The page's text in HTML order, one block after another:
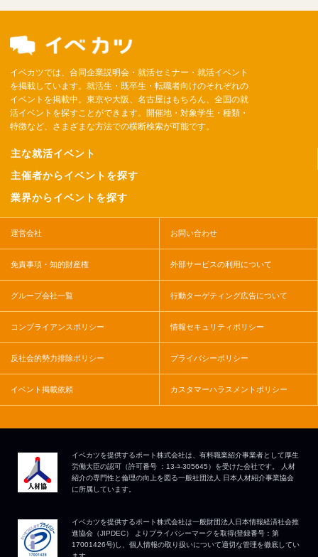
イベカツでは、合同企業説明会・就活セミナー・就活イベント
を掲載しています。就活生・既卒生・転職者向けのそれぞれの
イベントを掲載中。東京や大阪、名古屋はもちろん、全国の就
活イベントを探すことができます。開催地・対象学生・種類・
特徴など、さまざまな方法での横断検索が可能です。
主な就活イベント
主催者からイベントを探す
業界からイベントを探す
運営会社 お問い合わせ
免責事項・知的財産権 外部サービスの利用について
グループ会社一覧 行動ターゲティング広告について
コンプライアンスポリシー 情報セキュリティポリシー
反社会的勢力排除ポリシー プライバシーポリシー
イベント掲載依頼 カスタマーハラスメントポリシー